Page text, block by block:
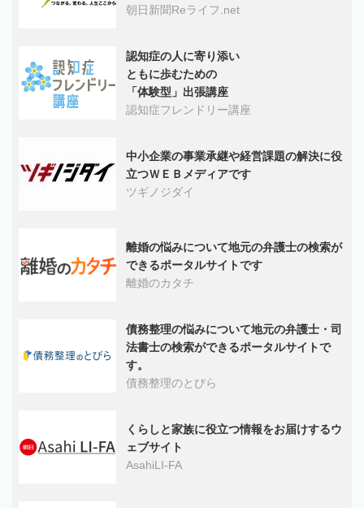
朝日新聞Reライフ.net
認知症の人に寄り添い
ともに歩むための
「体験型」出張講座
認知症フレンドリー講座
中小企業の事業承継や経営課題の解決に役
立つＷＥＢメディアです
ツギノジダイ
離婚の悩みについて地元の弁護士の検索が
できるポータルサイトです
離婚のカタチ
債務整理の悩みについて地元の弁護士・司
法書士の検索ができるポータルサイトで
す。
債務整理のとびら
くらしと家族に役立つ情報をお届けするウ
ェブサイト
AsahiLI-FA